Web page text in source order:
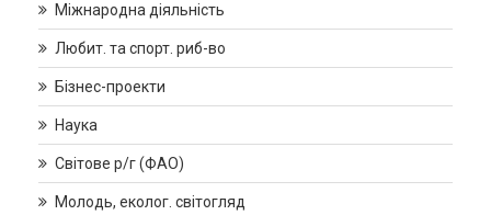
Міжнародна діяльність
Любит. та спорт. риб-во
Бізнес-проекти
Наука
Світове р/г (ФАО)
Молодь, еколог. світогляд